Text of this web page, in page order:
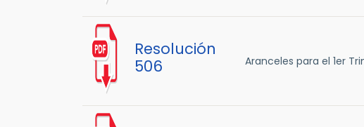
Resolución
506
Aranceles para el 1er